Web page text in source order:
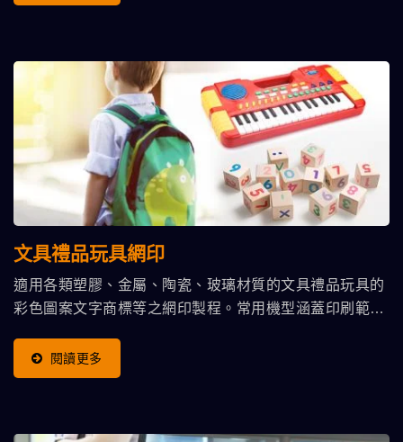
文具禮品玩具網印
適用各類塑膠、金屬、陶瓷、玻璃材質的文具禮品玩具的
彩色圖案文字商標等之網印製程。常用機型涵蓋印刷範圍
閱讀更多